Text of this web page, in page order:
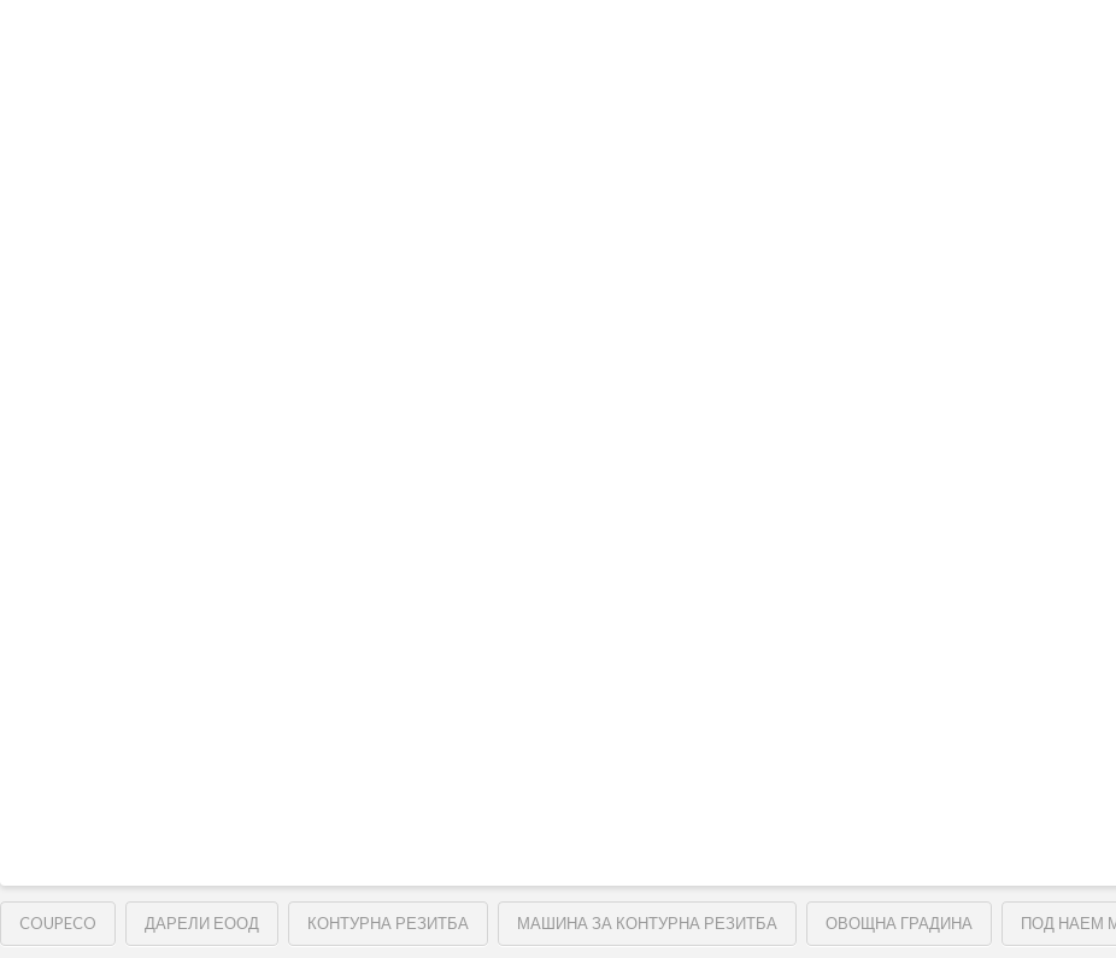
COUPECO ДАРЕЛИ ЕООД КОНТУРНА РЕЗИТБА МАШИНА ЗА КОНТУРНА РЕЗИТБА ОВОЩНА ГРАДИНА ПОД НАЕМ